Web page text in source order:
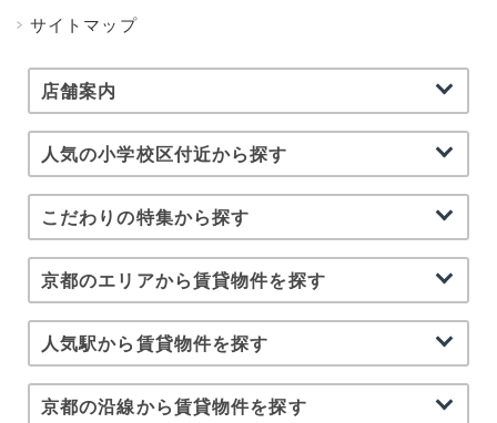
サイトマップ
店舗案内
人気の小学校区付近から探す
こだわりの特集から探す
京都のエリアから賃貸物件を探す
人気駅から賃貸物件を探す
京都の沿線から賃貸物件を探す